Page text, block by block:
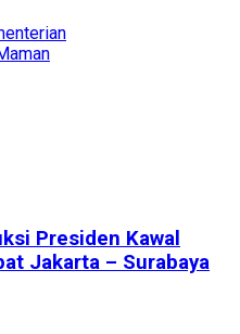
Presiden Kawal
Jakarta – Surabaya